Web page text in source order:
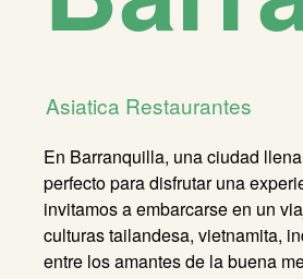
Asiatica Restaurantes
En Barranquilla, una ciudad
perfecto para disfrutar una
invitamos a embarcarse en un
culturas tailandesa, vietnamita,
entre los amantes de la buena